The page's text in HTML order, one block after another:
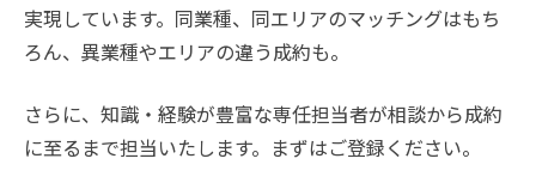
実現しています。同業種、同エリアのマッチングはもち
ろん、異業種やエリアの違う成約も。
さらに、知識・経験が豊富な専任担当者が相談から成約
に至るまで担当いたします。まずはご登録ください。